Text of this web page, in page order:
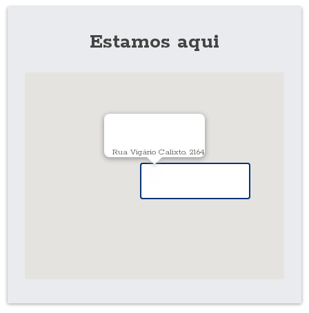
Estamos aqui
Rua Vigário Calixto, 2164